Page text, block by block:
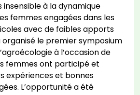
insensible à la dynamique
femmes engagées dans les
avec de faibles apports
organisé le premier symposium
à l’occasion de
femmes ont participé et
expériences et bonnes
L’opportunité a été